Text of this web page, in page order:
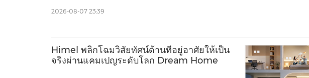
2026-08-07 23:39
Himel พลิกโฉมวิสัยทัศน์ด้านที่อยู่อาศัยให้เป็น
จริงผ่านแคมเปญระดับโลก Dream Home